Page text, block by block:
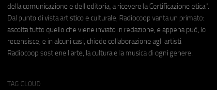
della comunicazione e dell'editoria, a ricevere la Certificazione etica".
Dal punto di vista artistico e culturale, Radiocoop vanta un primato:
ascolta tutto quello che viene inviato in redazione, e appena può, lo
recensisce, e in alcuni casi, chiede collaborazione agli artisti.
Radiocoop sostiene l'arte, la cultura e la musica di ogni genere.
TAG CLOUD